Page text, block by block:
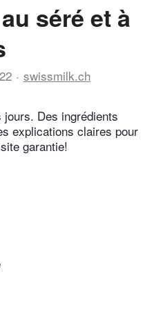
séré et à
swissmilk.ch
Des ingrédients
explications claires pour
garantie!